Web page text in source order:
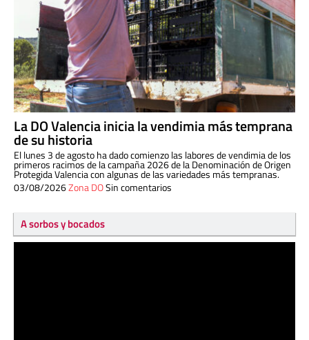
La DO Valencia inicia la vendimia más temprana
de su historia
El lunes 3 de agosto ha dado comienzo las labores de vendimia de los
primeros racimos de la campaña 2026 de la Denominación de Origen
Protegida Valencia con algunas de las variedades más tempranas.
03/08/2026Zona DOSin comentarios
A sorbos y bocados